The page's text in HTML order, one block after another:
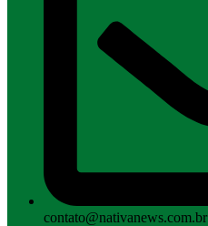
contato@nativanews.com.br